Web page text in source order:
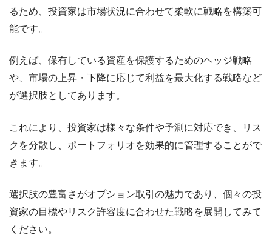
るため、投資家は市場状況に合わせて柔軟に戦略を構築可
能です。
例えば、保有している資産を保護するためのヘッジ戦略
や、市場の上昇・下降に応じて利益を最大化する戦略など
が選択肢としてあります。
これにより、投資家は様々な条件や予測に対応でき、リス
クを分散し、ポートフォリオを効果的に管理することがで
きます。
選択肢の豊富さがオプション取引の魅力であり、個々の投
資家の目標やリスク許容度に合わせた戦略を展開してみて
ください。